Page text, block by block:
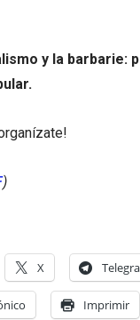
y la barbarie:
)
X
Imprimir